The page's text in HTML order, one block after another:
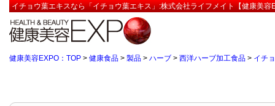
イチョウ葉エキスなら「イチョウ葉エキス」:株式会社ライフメイト【健康美容
健康美容EXPO：TOP > 健康食品 > 製品 > ハーブ > 西洋ハーブ加工食品 > イチ